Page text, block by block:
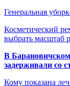
Генеральная
Косметический
выбрать масштаб
В
задерживали со
Кому показана